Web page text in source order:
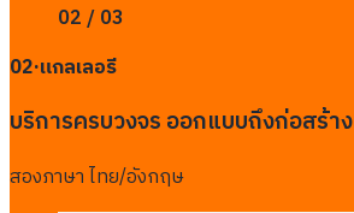
02 / 03
02·แกลเลอรี
บริการครบวงจร ออกแบบถึงก่อสร้าง
สองภาษา ไทย/อังกฤษ